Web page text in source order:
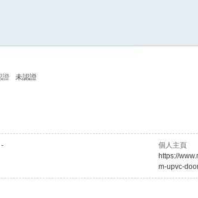
證 未認證
-
個人主頁
https://
m-upvc-